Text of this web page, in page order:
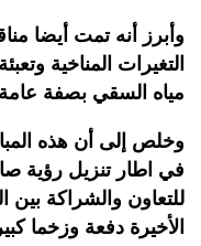
وأبرز أنه تمت أيضا
التغيرات المناخية
مياه السقي بصفة
وخلص إلى أن هذه
في اطار تنزيل رؤية
للتعاون والشراكة بين
الأخيرة دفعة وزخما